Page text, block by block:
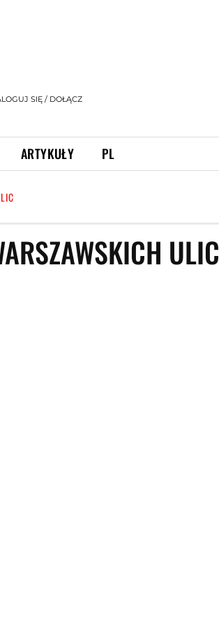
SIĘ / DOŁĄCZ
ARTYKUŁY PL
ULIC